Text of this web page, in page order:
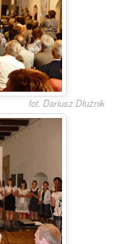
fot. Dariusz Dłużnik